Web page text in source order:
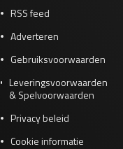
RSS feed
Adverteren
Gebruiksvoorwaarden
Leveringsvoorwaarden
& Spelvoorwaarden
Privacy beleid
Cookie informatie